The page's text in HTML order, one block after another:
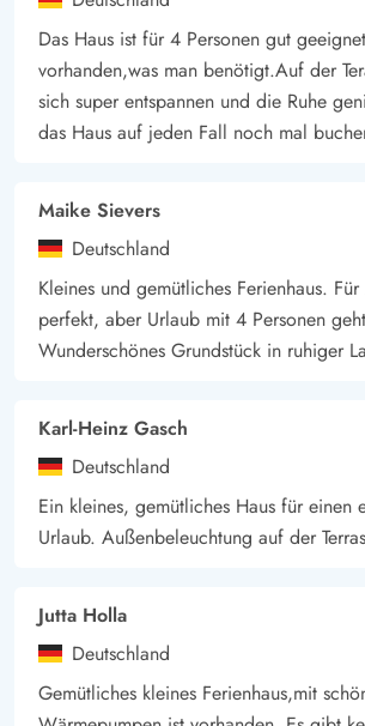
man nach Blåvand, oder in die andere
Henne Strand.
Das Haus ist für 4 Personen gut
vorhanden,was man benötigt.Auf der
sich super entspannen und die Ruhe
das Haus auf jeden Fall noch mal
Maike Sievers
Deutschland
Kleines und gemütliches Ferienhaus.
perfekt, aber Urlaub mit 4 Personen
Wunderschönes Grundstück in ruhiger
Karl-Heinz Gasch
Deutschland
Ein kleines, gemütliches Haus für einen
Urlaub. Außenbeleuchtung auf der
Jutta Holla
Deutschland
Gemütliches kleines Ferienhaus,mit